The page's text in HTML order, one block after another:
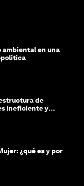
ambiental en una
de
ineficiente y
¿qué es y por